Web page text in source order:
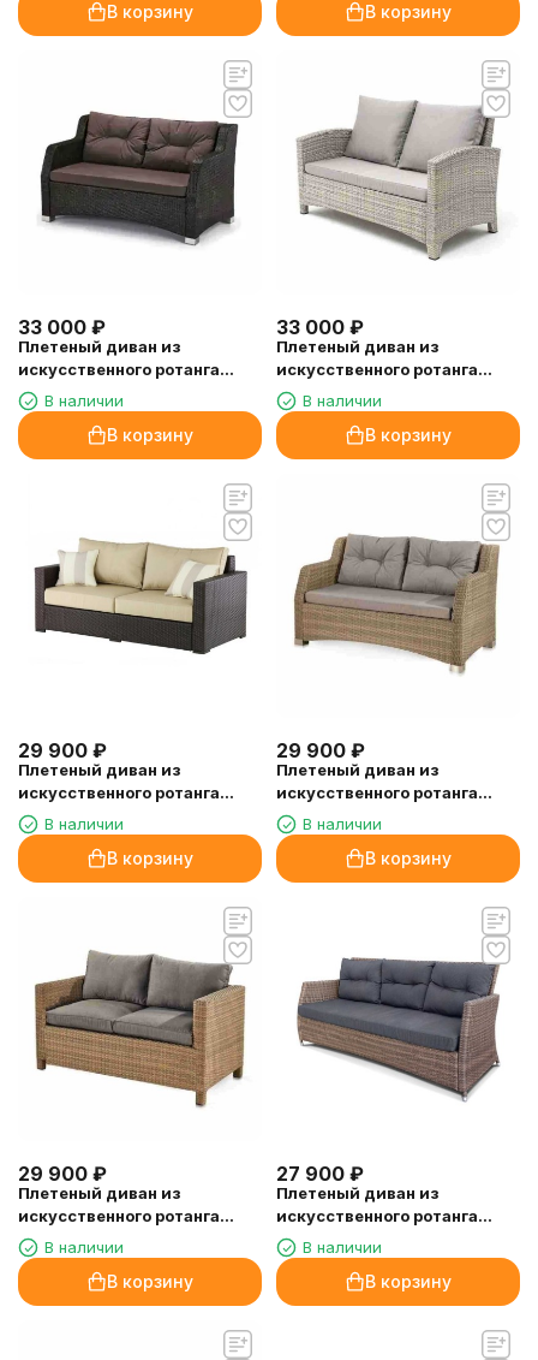
В корзину В корзину
33 000 ₽
Плетеный диван из
искусственного ротанга
S51A-W53 Brown
В наличии
В корзину
33 000 ₽
Плетеный диван из
искусственного ротанга
S58B-W85 Latte
В наличии
В корзину
29 900 ₽
Плетеный диван из
искусственного ротанга
AFM-215B Brown/Light
В наличии
В корзину
29 900 ₽
Плетеный диван из
искусственного ротанга
S51B-W65 Light Brown
В наличии
В корзину
29 900 ₽
Плетеный диван из
искусственного ротанга
S59B-W65 Light Brown
В наличии
В корзину
27 900 ₽
Плетеный диван из
искусственного ротанга
AFM-308B-1 Beige
В наличии
В корзину